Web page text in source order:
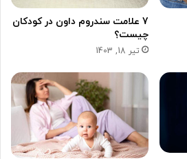
7 علامت سندروم داون در کودکان
چیست؟
تیر 18, 1403